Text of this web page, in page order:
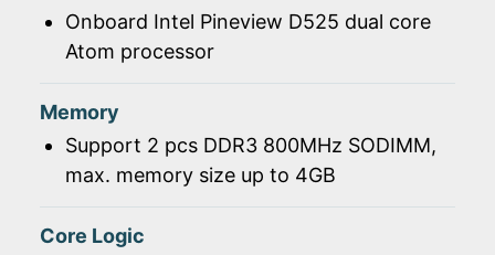
Onboard Intel Pineview D525 dual core
Atom processor
Memory
Support 2 pcs DDR3 800MHz SODIMM,
max. memory size up to 4GB
Core Logic